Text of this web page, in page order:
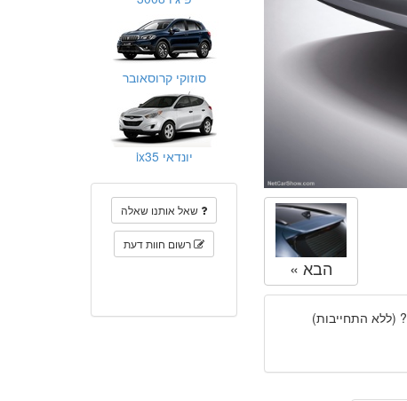
הבא »
? (ללא התחייבות)
סוזוקי קרוסאובר
יונדאי ix35
שאל אותנו שאלה
רשום חוות דעת